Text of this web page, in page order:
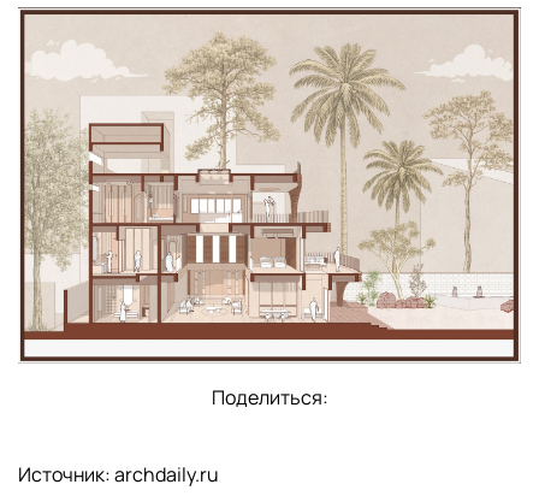
Поделиться:
Источник: archdaily.ru